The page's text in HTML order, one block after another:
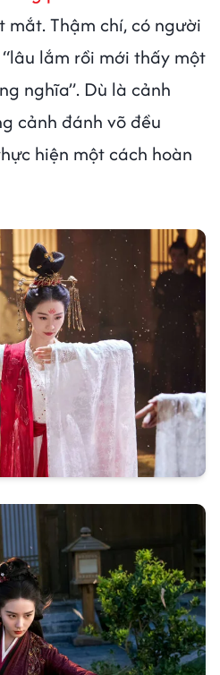
Thậm chí, có người
lắm rồi mới thấy một
nghĩa”. Dù là cảnh
cảnh đánh võ đều
hiện một cách hoàn